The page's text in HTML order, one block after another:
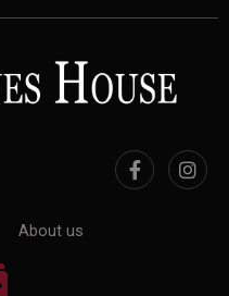
About us